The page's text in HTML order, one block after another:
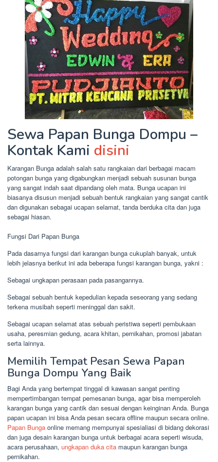
Sewa Papan Bunga Dompu –
Kontak Kami disini
Karangan Bunga adalah salah satu rangkaian dari berbagai macam
potongan bunga yang digabungkan menjadi sebuah susunan bunga
yang sangat indah saat dipandang oleh mata. Bunga ucapan ini
biasanya disusun menjadi sebuah bentuk rangkaian yang sangat cantik
dan digunakan sebagai ucapan selamat, tanda berduka cita dan juga
sebagai hiasan.
Fungsi Dari Papan Bunga
Pada dasarnya fungsi dari karangan bunga cukuplah banyak, untuk
lebih jelasnya berikut ini ada beberapa fungsi karangan bunga, yakni :
Sebagai ungkapan perasaan pada pasangannya.
Sebagai sebuah bentuk kepedulian kepada seseorang yang sedang
terkena musibah seperti meninggal dan sakit.
Sebagai ucapan selamat atas sebuah peristiwa seperti pembukaan
usaha, peresmian gedung, acara khitan, pernikahan, promosi jabatan
serta lainnya.
Memilih Tempat Pesan Sewa Papan
Bunga Dompu Yang Baik
Bagi Anda yang bertempat tinggal di kawasan sangat penting
mempertimbangan tempat pemesanan bunga, agar bisa memperoleh
karangan bunga yang cantik dan sesuai dengan keinginan Anda. Bunga
papan ucapan ini bisa Anda pesan secara offline maupun secara online.
Papan Bunga online memang mempunyai spesialiasi di bidang dekorasi
dan juga desain karangan bunga untuk berbagai acara seperti wisuda,
acara perusahaan, ungkapan duka cita maupun karangan bunga
pernikahan.